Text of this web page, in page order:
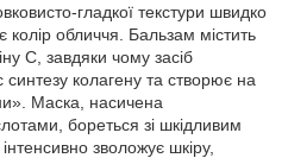
гладкої текстури швидко
колір обличчя. Бальзам містить
C, завдяки чому засіб
колагену та створює на
Маска, насичена
бореться зі шкідливим
зволожує шкіру,